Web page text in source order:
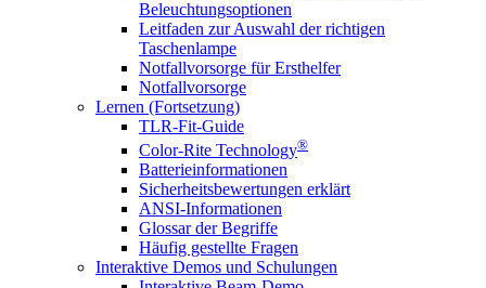
Beleuchtungsoptionen
Leitfaden zur Auswahl der richtigen
Taschenlampe
Notfallvorsorge für Ersthelfer
Notfallvorsorge
Lernen (Fortsetzung)
TLR-Fit-Guide
Color-Rite Technology®
Batterieinformationen
Sicherheitsbewertungen erklärt
ANSI-Informationen
Glossar der Begriffe
Häufig gestellte Fragen
Interaktive Demos und Schulungen